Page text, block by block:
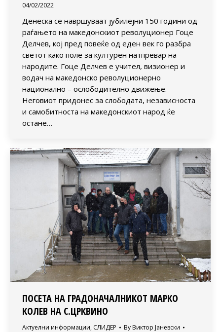
04/02/2022
Денеска се навршуваат јубилејни 150 години од
раѓањето на македонскиот револуционер Гоце
Делчев, кој пред повеќе од еден век го разбра
светот како поле за културен натпревар на
народите. Гоце Делчев е учител, визионер и
водач на македонско револуционерно
национално – ослободително движење.
Неговиот придонес за слободата, независноста
и самобитноста на македонскиот народ ќе
остане…
ПОСЕТА НА ГРАДОНАЧАЛНИКОТ МАРКО
КОЛЕВ НА С.ЦРКВИНО
Актуелни информации, СЛИДЕР By Виктор Јаневски